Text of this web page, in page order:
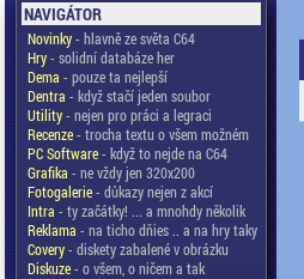
NAVIGÁTOR
Novinky- hlavně ze světa C64
Hry- solidní databáze her
Dema - pouze ta nejlepší
Dentra - když stačí jeden soubor
Utility- nejen pro práci a legraci
Recenze- trocha textu o všem možném
PC Software- když to nejde na C64
Grafika - ne vždy jen 320x200
Fotogalerie- důkazy nejen z akcí
Intra - ty začátky! ... a mnohdy několik
Reklama - na ticho dňies .. a na hry taky
Covery- diskety zabalené v obrázku
Diskuze- o všem, o ničem a tak